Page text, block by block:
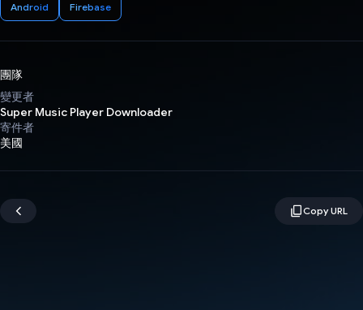
Android Firebase
團隊
變更者
Super Music Player Downloader
寄件者
美國